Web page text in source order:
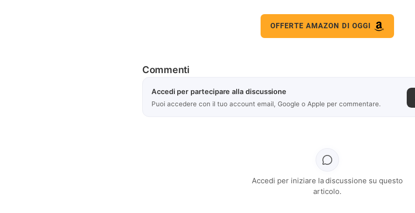
OFFERTE AMAZON DI OGGI
Commenti
Accedi per partecipare alla discussione
Puoi accedere con il tuo account email, Google o Apple per commentare.
Accedi per iniziare la discussione su questo
articolo.